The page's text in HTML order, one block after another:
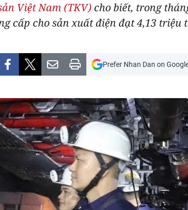
Việt Nam (TKV) cho biết, trong
cấp cho sản xuất điện đạt 4,13 triệu
Prefer Nhan Dan on